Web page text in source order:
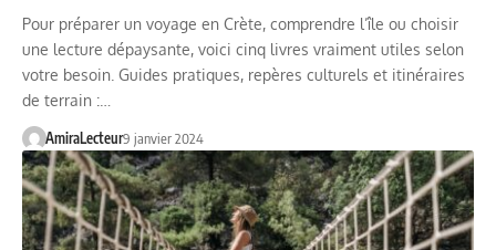
Pour préparer un voyage en Crète, comprendre l’île ou choisir
une lecture dépaysante, voici cinq livres vraiment utiles selon
votre besoin. Guides pratiques, repères culturels et itinéraires
de terrain :…
AmiraLecteur9 janvier 2024